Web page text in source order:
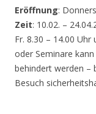
Eröffnung:
Zeit: 10.02. –
Fr. 8.30 – 14.00
oder Seminare
behindert werden –
Besuch